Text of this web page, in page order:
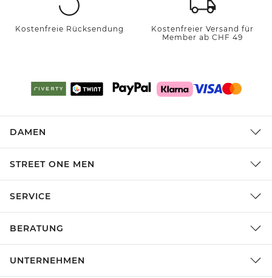
Kostenfreie Rücksendung
Kostenfreier Versand für
Member ab CHF 49
DAMEN
STREET ONE MEN
SERVICE
BERATUNG
UNTERNEHMEN